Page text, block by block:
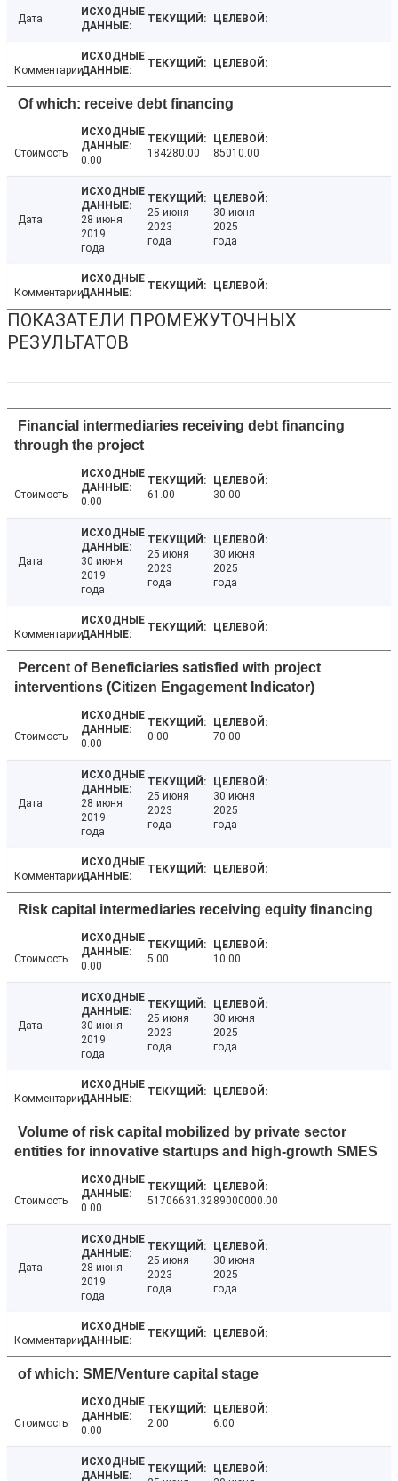
Дата
Комментарии
Of which: receive debt financing
Стоимость
0.00
184280.00 85010.00
Дата
28 июня
2019
года
25 июня
2023
года
30 июня
2025
года
Комментарии
ПОКАЗАТЕЛИ ПРОМЕЖУТОЧНЫХ
РЕЗУЛЬТАТОВ
Financial intermediaries receiving debt financing
through the project
Стоимость
0.00
61.00 30.00
Дата
30 июня
2019
года
25 июня
2023
года
30 июня
2025
года
Комментарии
Percent of Beneficiaries satisfied with project
interventions (Citizen Engagement Indicator)
Стоимость
0.00
0.00 70.00
Дата
28 июня
2019
года
25 июня
2023
года
30 июня
2025
года
Комментарии
Risk capital intermediaries receiving equity financing
Стоимость
0.00
5.00 10.00
Дата
30 июня
2019
года
25 июня
2023
года
30 июня
2025
года
Комментарии
Volume of risk capital mobilized by private sector
entities for innovative startups and high-growth SMES
Стоимость
0.00
51706631.3289000000.00
Дата
28 июня
2019
года
25 июня
2023
года
30 июня
2025
года
Комментарии
of which: SME/Venture capital stage
Стоимость
0.00
2.00 6.00